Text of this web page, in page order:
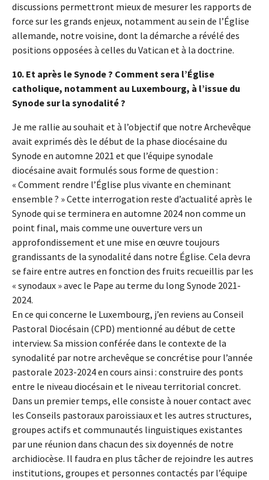
discussions permettront mieux de mesurer les rapports de
force sur les grands enjeux, notamment au sein de l’Église
allemande, notre voisine, dont la démarche a révélé des
positions opposées à celles du Vatican et à la doctrine.
10. Et après le Synode ? Comment sera l’Église
catholique, notamment au Luxembourg, à l’issue du
Synode sur la synodalité ?
Je me rallie au souhait et à l’objectif que notre Archevêque
avait exprimés dès le début de la phase diocésaine du
Synode en automne 2021 et que l’équipe synodale
diocésaine avait formulés sous forme de question :
« Comment rendre l’Église plus vivante en cheminant
ensemble ? » Cette interrogation reste d’actualité après le
Synode qui se terminera en automne 2024 non comme un
point final, mais comme une ouverture vers un
approfondissement et une mise en œuvre toujours
grandissants de la synodalité dans notre Église. Cela devra
se faire entre autres en fonction des fruits recueillis par les
« synodaux » avec le Pape au terme du long Synode 2021-
2024.
En ce qui concerne le Luxembourg, j’en reviens au Conseil
Pastoral Diocésain (CPD) mentionné au début de cette
interview. Sa mission conférée dans le contexte de la
synodalité par notre archevêque se concrétise pour l’année
pastorale 2023-2024 en cours ainsi : construire des ponts
entre le niveau diocésain et le niveau territorial concret.
Dans un premier temps, elle consiste à nouer contact avec
les Conseils pastoraux paroissiaux et les autres structures,
groupes actifs et communautés linguistiques existantes
par une réunion dans chacun des six doyennés de notre
archidiocèse. Il faudra en plus tâcher de rejoindre les autres
institutions, groupes et personnes contactés par l’équipe